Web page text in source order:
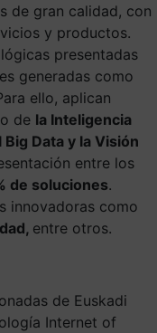
de gran calidad, con
y productos.
presentadas
generadas como
ello, aplican
de la Inteligencia
Data y la Visión
entre los
de soluciones.
innovadoras como
entre otros.
de Euskadi
Internet of